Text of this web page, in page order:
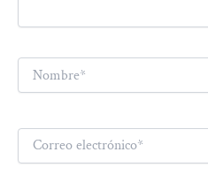
Nombre*
Correo
electrónico*